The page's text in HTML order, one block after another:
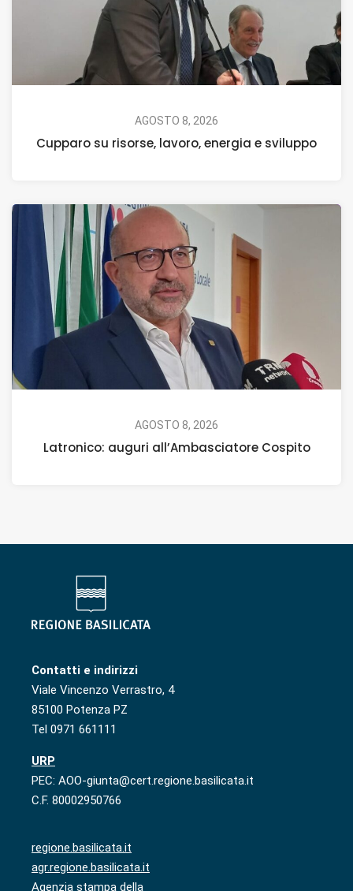
AGOSTO 8, 2026
Cupparo su risorse, lavoro, energia e sviluppo
AGOSTO 8, 2026
Latronico: auguri all’Ambasciatore Cospito
Contatti e indirizzi
Viale Vincenzo Verrastro, 4
85100 Potenza PZ
Tel 0971 661111
URP
PEC: AOO-giunta@cert.regione.basilicata.it
C.F. 80002950766
regione.basilicata.it
agr.regione.basilicata.it
Agenzia stampa della